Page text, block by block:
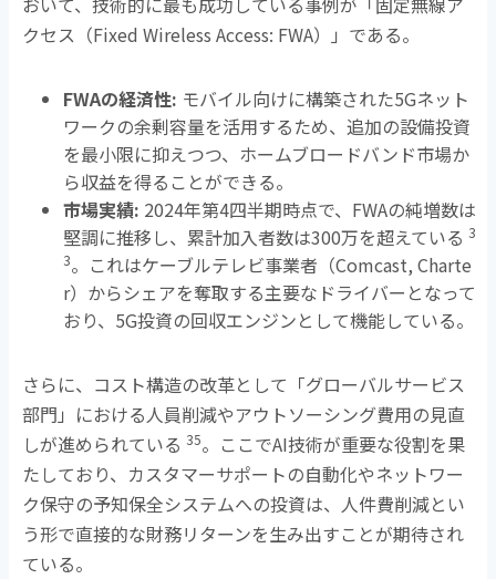
クセス（Fixed Wireless Access: FWA）」である。
FWAの経済性: モバイル向けに構築された5Gネット
ワークの余剰容量を活用するため、追加の設備投資
を最小限に抑えつつ、ホームブロードバンド市場か
ら収益を得ることができる。
市場実績: 2024年第4四半期時点で、 FWAの純増数は
堅調に推移し、累計加入者数は300万を超えている 3
3。これはケーブルテレビ事業者（Comcast, Charte
r）からシェアを奪取する主要なドライバーとなって
おり、 5G投資の回収エンジンとして機能している。
さらに、コスト構造の改革として「グローバルサービス
部門」における人員削減やアウトソーシング費用の見直
しが進められている35。ここでAI技術が重要な役割を果
たしており、カスタマーサポートの自動化やネットワー
ク保守の予知保全システムへの投資は、人件費削減とい
う形で直接的な財務リターンを生み出すことが期待され
ている。